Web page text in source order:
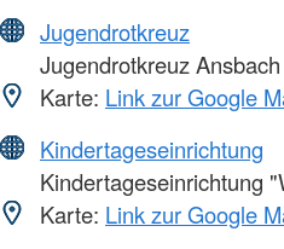
Jugendrotkreuz
Jugendrotkreuz Ansbach
Karte: Link zur Google
Kindertageseinrichtung
Kindertageseinrichtung
Karte: Link zur Google